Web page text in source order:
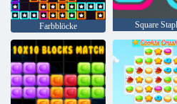
Farbblöcke Square